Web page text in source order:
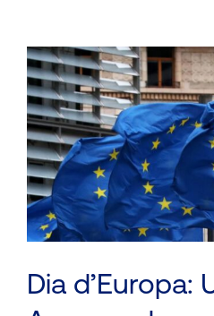
Dia d’Europa: